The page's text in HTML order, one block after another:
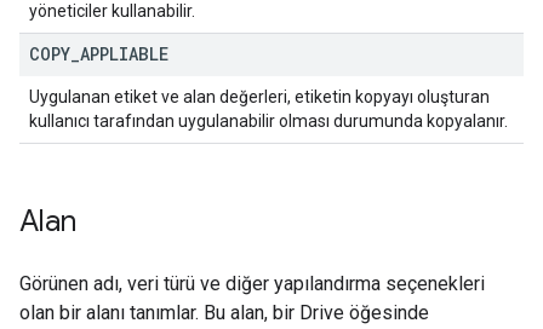
yöneticiler kullanabilir.
COPY APPLIABLE
Uygulanan etiket ve alan değerleri, etiketin kopyayı oluşturan
kullanıcı tarafından uygulanabilir olması durumunda kopyalanır.
Alan
Görünen adı, veri türü ve diğer yapılandırma seçenekleri
olan bir alanı tanımlar. Bu alan, bir Drive öğesinde